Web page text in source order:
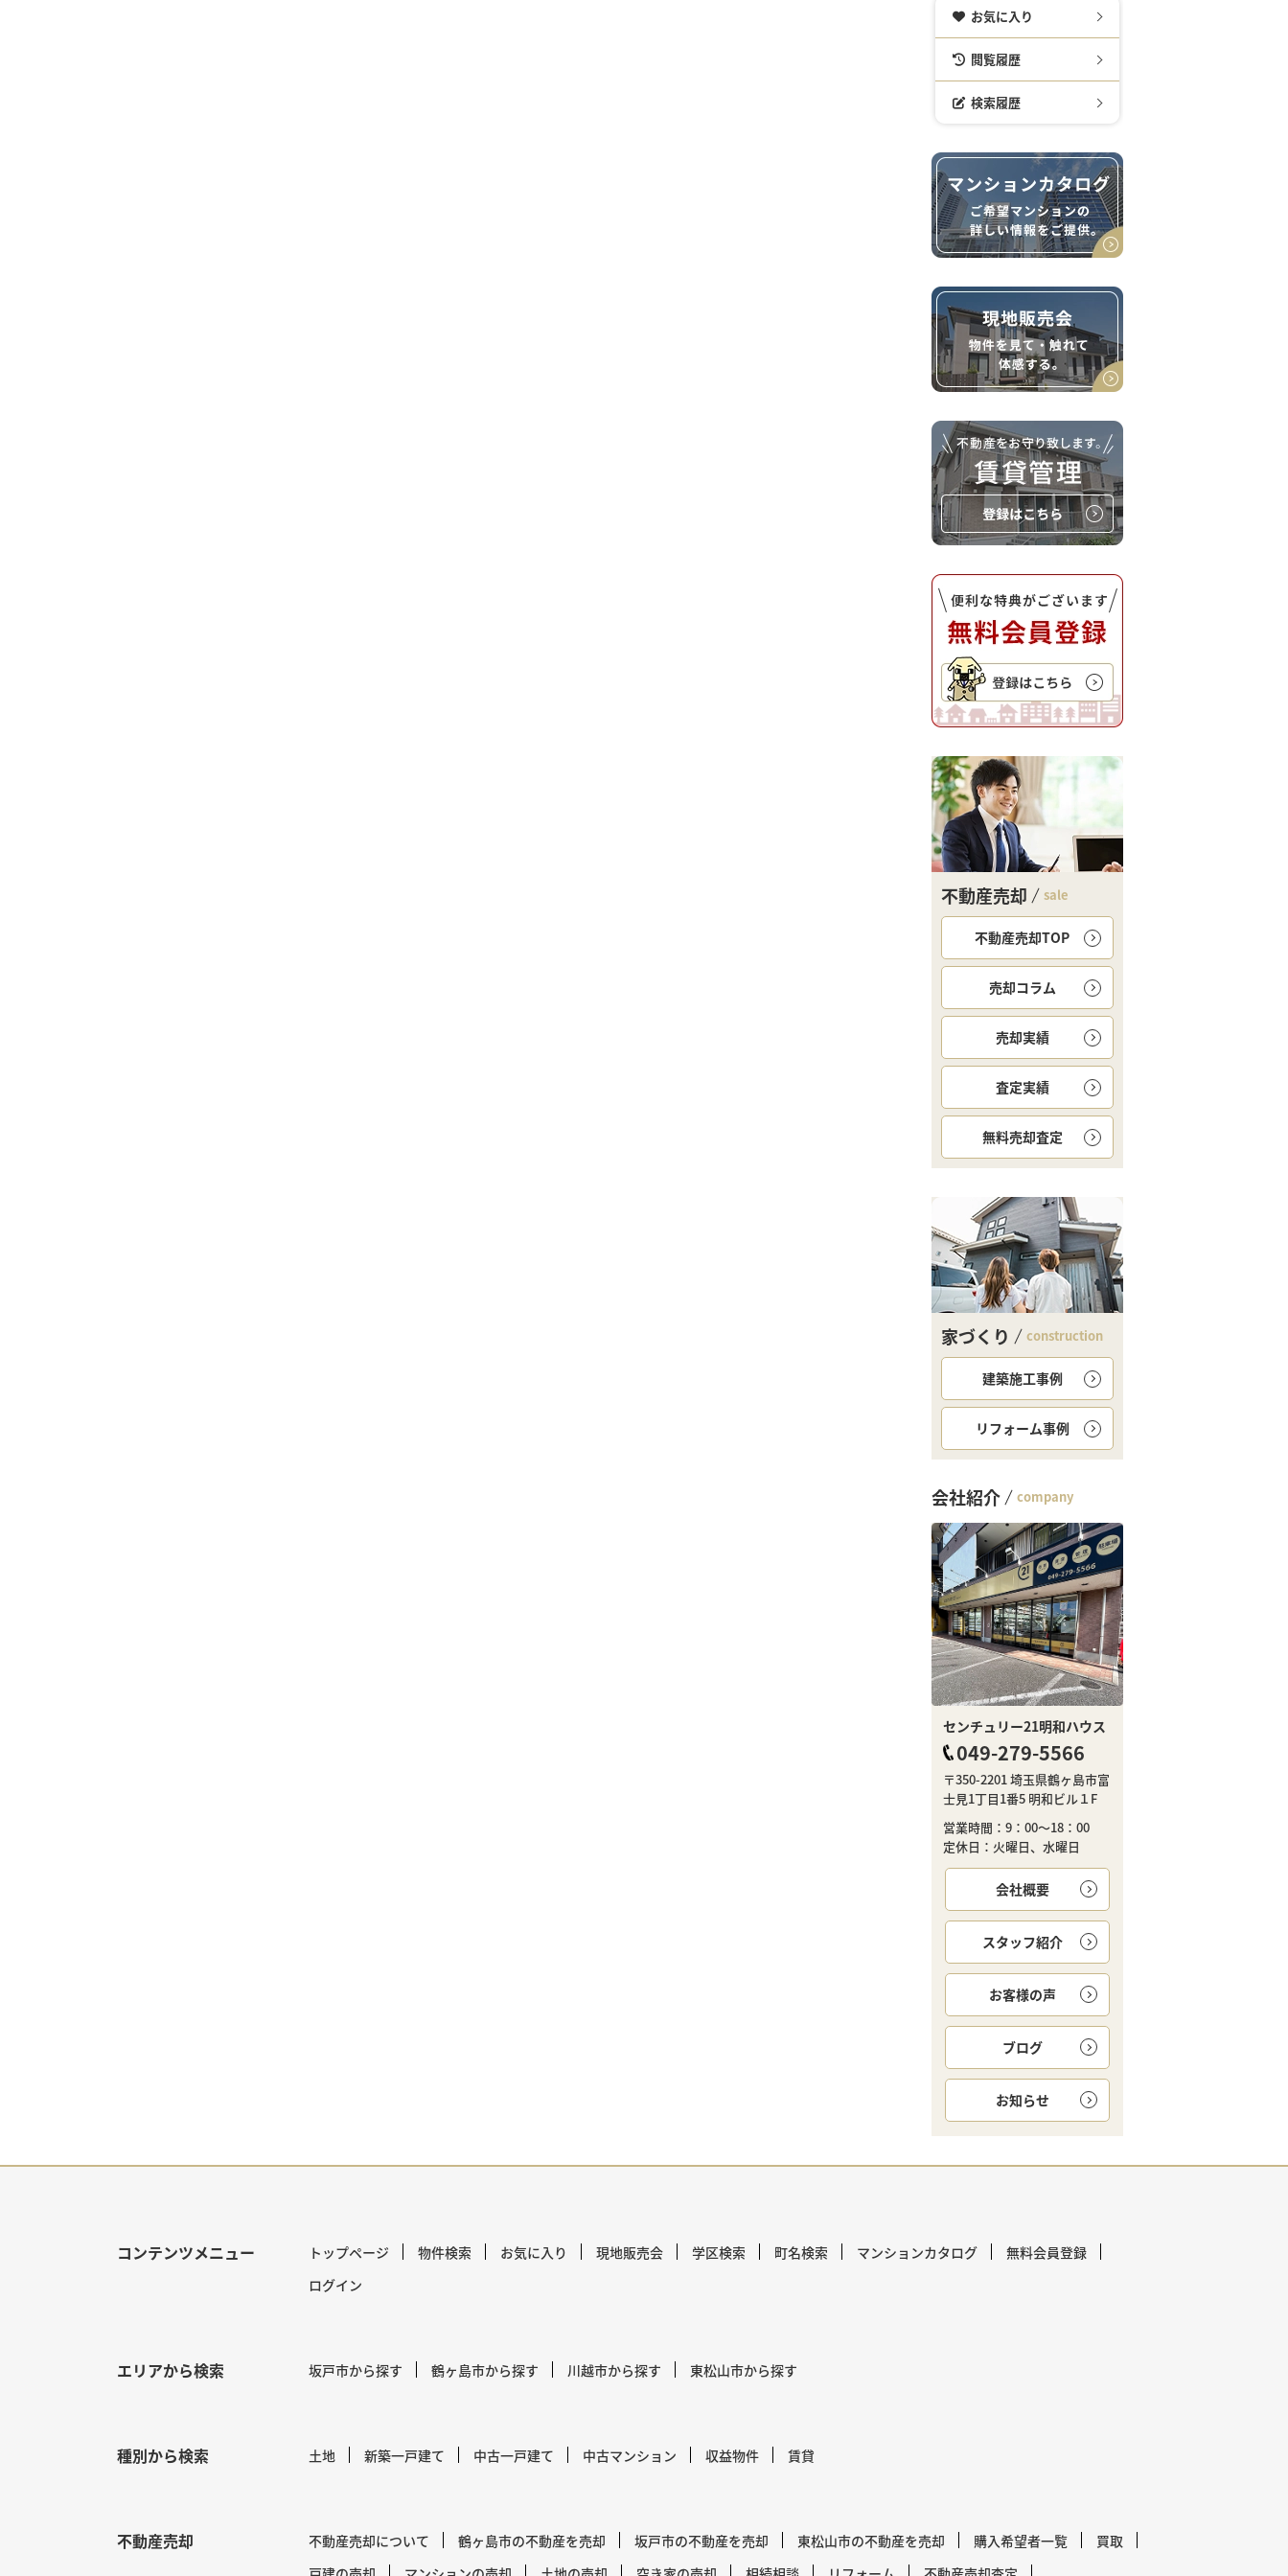
お気に入り
閲覧履歴
検索履歴
不動産売却 sale
不動産売却TOP
売却コラム
売却実績
査定実績
無料売却査定
家づくり construction
建築施工事例
リフォーム事例
会社紹介 company
センチュリー21明和ハウス
049-279-5566
〒350-2201 埼玉県鶴ヶ島市富
士見1丁目1番5 明和ビル１F
営業時間：9：00～18：00
定休日：火曜日、水曜日
会社概要
スタッフ紹介
お客様の声
ブログ
お知らせ
コンテンツメニュー トップページ 物件検索 お気に入り 現地販売会 学区検索 町名検索 マンションカタログ
無料会員登録
ログイン
エリアから検索 坂戸市から探す 鶴ヶ島市から探す 川越市から探す 東松山市から探す
種別から検索 土地 新築一戸建て 中古一戸建て 中古マンション 収益物件 賃貸
不動産売却 不動産売却について 鶴ヶ島市の不動産を売却 坂戸市の不動産を売却 東松山市の不動産を売却 購入希望者一覧
買取